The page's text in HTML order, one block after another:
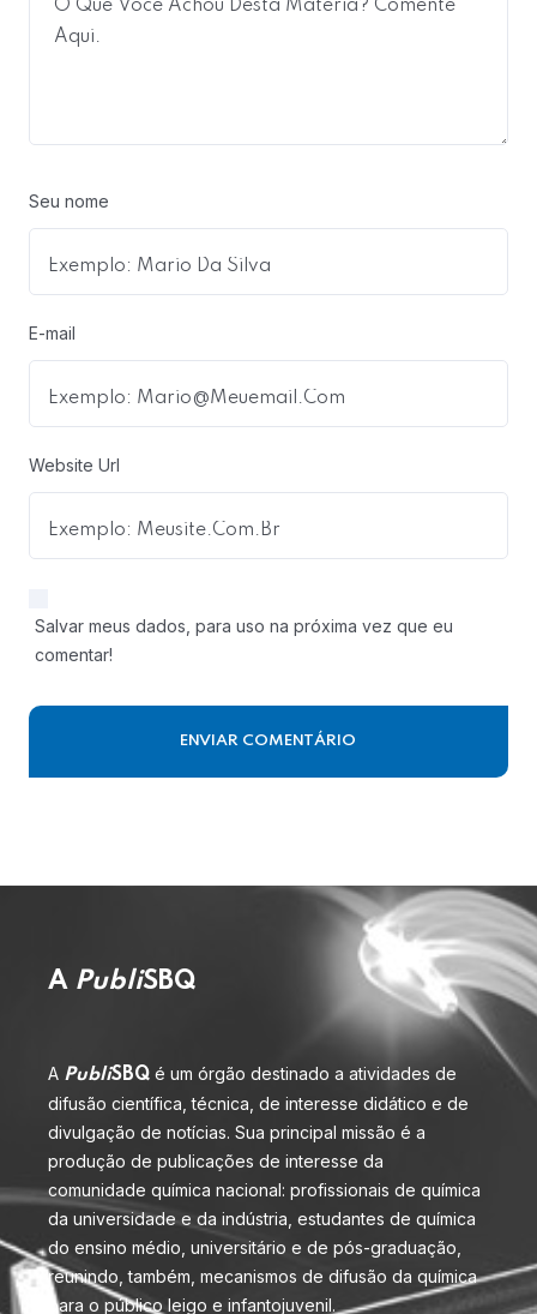
Seu nome
E-mail
Website Url
Salvar meus dados, para uso na próxima vez que eu
comentar!
A PubliSBQ
A PubliSBQ é um órgão destinado a atividades de
difusão científica, técnica, de interesse didático e de
divulgação de notícias. Sua principal missão é a
produção de publicações de interesse da
comunidade química nacional: profissionais de química
da universidade e da indústria, estudantes de química
do ensino médio, universitário e de pós-graduação,
reunindo, também, mecanismos de difusão da química
para o público leigo e infantojuvenil.